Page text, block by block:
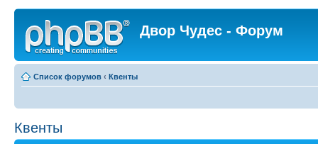
Двор Чудес - Форум
Список форумов ‹ Квенты
Квенты